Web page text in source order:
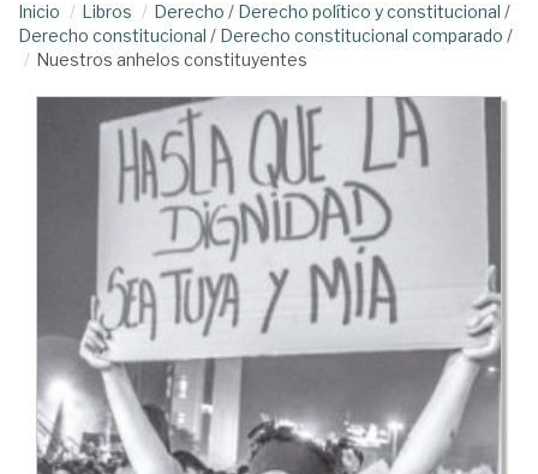
Inicio Libros Derecho / Derecho político y constitucional /
Derecho constitucional / Derecho constitucional comparado /
Nuestros anhelos constituyentes